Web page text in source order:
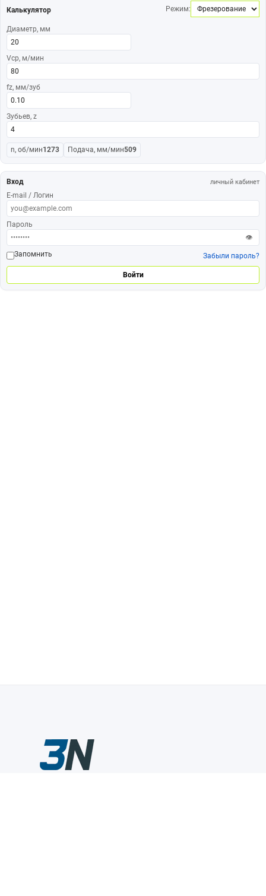
Калькулятор Режим:
Диаметр, мм
Vср, м/мин
fz, мм/зуб
Зубьев, z
n, об/мин1273 Подача, мм/мин509
Вход личный кабинет
E-mail / Логин
Пароль
👁
Запомнить
Забыли пароль?
Войти